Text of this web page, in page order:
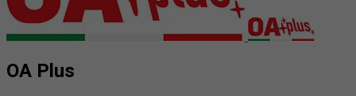
OA Plus